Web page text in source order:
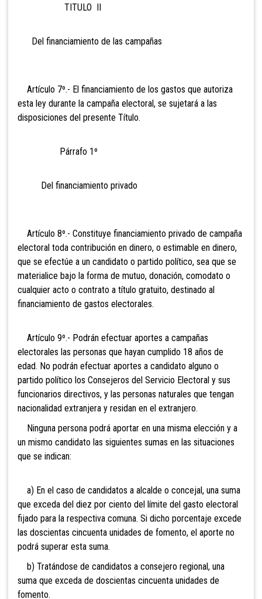
TITULO II
Del financiamiento de las campañas
Artículo 7º.- El financiamiento de los gastos que autoriza
esta ley durante la campaña electoral, se sujetará a las
disposiciones del presente Título.
Párrafo 1º
Del financiamiento privado
Artículo 8º.- Constituye financiamiento privado de campaña
electoral toda contribución en dinero, o estimable en dinero,
que se efectúe a un candidato o partido político, sea que se
materialice bajo la forma de mutuo, donación, comodato o
cualquier acto o contrato a título gratuito, destinado al
financiamiento de gastos electorales.
Artículo 9º.- Podrán efectuar aportes a campañas
electorales las personas que hayan cumplido 18 años de
edad. No podrán efectuar aportes a candidato alguno o
partido político los Consejeros del Servicio Electoral y sus
funcionarios directivos, y las personas naturales que tengan
nacionalidad extranjera y residan en el extranjero.
Ninguna persona podrá aportar en una misma elección y a
un mismo candidato las siguientes sumas en las situaciones
que se indican:
a) En el caso de candidatos a alcalde o concejal, una suma
que exceda del diez por ciento del límite del gasto electoral
fijado para la respectiva comuna. Si dicho porcentaje excede
las doscientas cincuenta unidades de fomento, el aporte no
podrá superar esta suma.
b) Tratándose de candidatos a consejero regional, una
suma que exceda de doscientas cincuenta unidades de
fomento.